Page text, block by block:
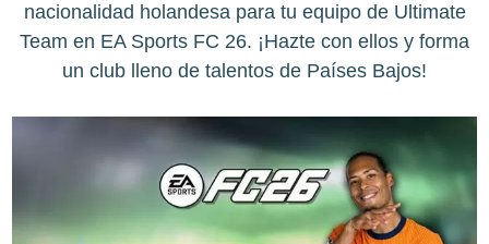
nacionalidad holandesa para tu equipo de Ultimate
Team en EA Sports FC 26. ¡Hazte con ellos y forma
un club lleno de talentos de Países Bajos!